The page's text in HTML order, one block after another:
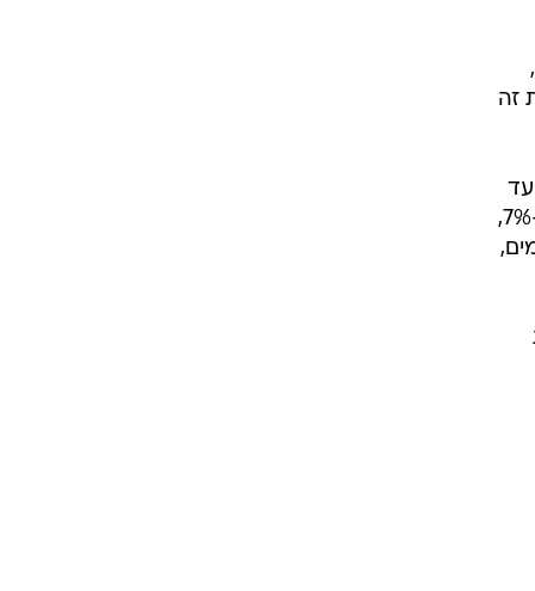
שאת זה
סירבו להסתפק בפירורי ההטבה שזרק להם, שיינתנו רק ליישובי 0 עד
2 ק"מ מהגבול, כאילו רחפני חיזבאללה עוצרים שם ועושים יו טרן, ובקמצנות מופלגת הסתפק ב-7%,